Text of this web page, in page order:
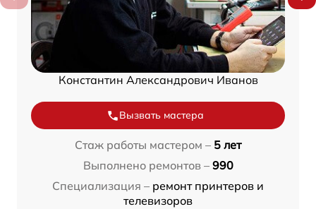
Константин Александрович Иванов
Вызвать мастера
Стаж работы мастером – 5 лет
Выполнено ремонтов – 990
Специализация – ремонт принтеров и
телевизоров